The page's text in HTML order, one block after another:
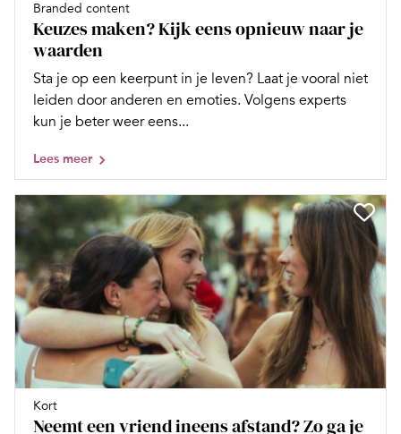
Branded content
Keuzes maken? Kijk eens opnieuw naar je
waarden
Sta je op een keerpunt in je leven? Laat je vooral niet
leiden door anderen en emoties. Volgens experts
kun je beter weer eens...
Lees meer
Kort
Neemt een vriend ineens afstand? Zo ga je